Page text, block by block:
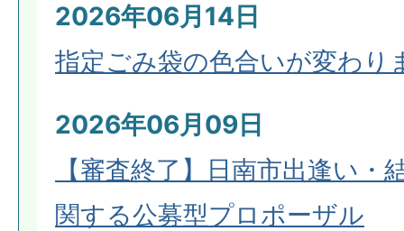
2026年06月14日
指定ごみ袋の色合いが変わり
2026年06月09日
【審査終了】日南市出逢い・
関する公募型プロポーザル